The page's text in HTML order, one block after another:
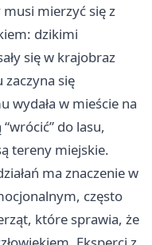
mierzyć się z
dzikimi
się w krajobraz
zaczyna się
wydała w mieście na
do lasu,
tereny miejskie.
ma znaczenie w
często
które sprawia, że